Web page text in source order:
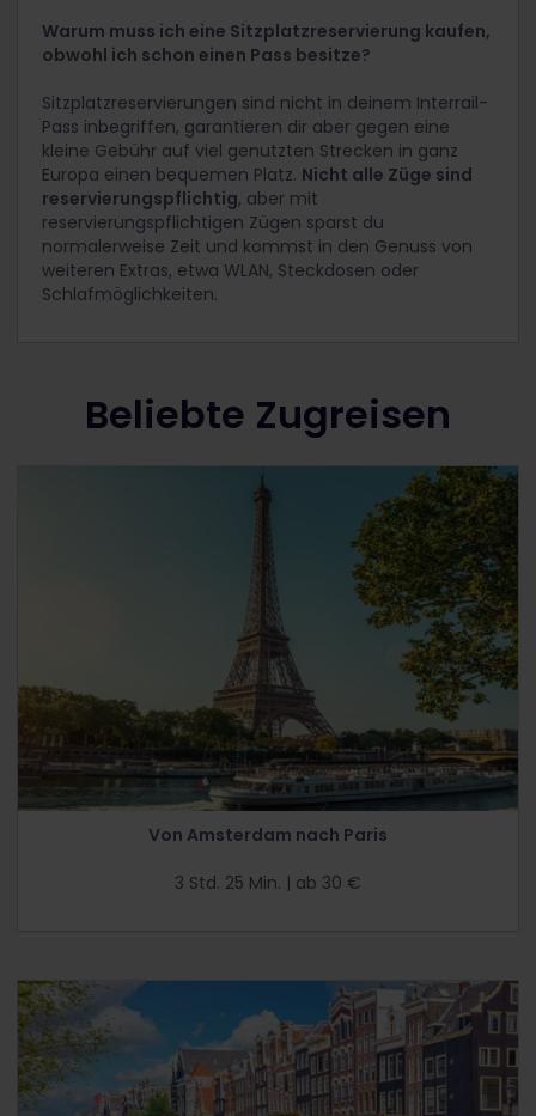
Warum muss ich eine Sitzplatzreservierung kaufen,
obwohl ich schon einen Pass besitze?
Sitzplatzreservierungen sind nicht in deinem Interrail-
Pass inbegriffen, garantieren dir aber gegen eine
kleine Gebühr auf viel genutzten Strecken in ganz
Europa einen bequemen Platz. Nicht alle Züge sind
reservierungspflichtig, aber mit
reservierungspflichtigen Zügen sparst du
normalerweise Zeit und kommst in den Genuss von
weiteren Extras, etwa WLAN, Steckdosen oder
Schlafmöglichkeiten.
Beliebte Zugreisen
Von Amsterdam nach Paris
3 Std. 25 Min. | ab 30 €